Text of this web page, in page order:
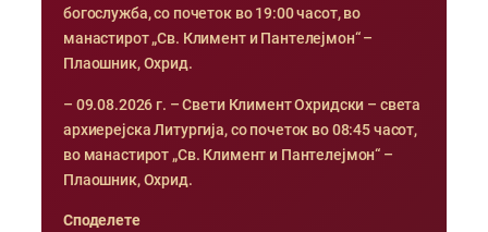
богослужба, со почеток во 19:00 часот, во
манастирот „Св. Климент и Пантелејмон“ –
Плаошник, Охрид.
– 09.08.2026 г. – Свети Климент Охридски – света
архиерејска Литургија, со почеток во 08:45 часот,
во манастирот „Св. Климент и Пантелејмон“ –
Плаошник, Охрид.
Споделете